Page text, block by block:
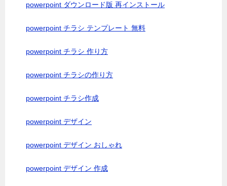
powerpoint ダウンロード版 再インストール
powerpoint チラシ テンプレート 無料
powerpoint チラシ 作り方
powerpoint チラシの作り方
powerpoint チラシ作成
powerpoint デザイン
powerpoint デザイン おしゃれ
powerpoint デザイン 作成